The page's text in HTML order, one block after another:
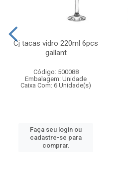
Cj tacas vidro 220ml 6pcs
gallant
Código: 500088
Embalagem: Unidade
Caixa Com: 6 Unidade(s)
Faça seu login ou
cadastre-se para
comprar.